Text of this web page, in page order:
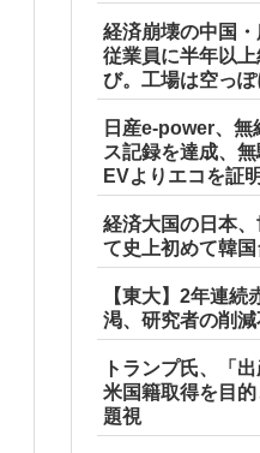
経済崩壊の中国
従業員に半年以
び。工場は空っぽ
日産e-power、
ス記録を達成、
EVよりエコを証明
経済大国の日本
て史上初めて韓
【東大】2年連
渇、研究者の削
トランプ氏、「
米国籍取得を目
題視